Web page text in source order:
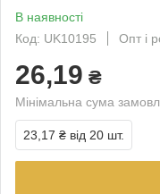
В наявності
Код: UK10195
Опт і
26,19 ₴
Мінімальна сума
23,17 ₴ від 20 шт.